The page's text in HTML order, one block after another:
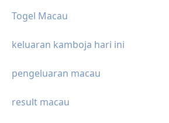
Togel Macau
keluaran kamboja hari ini
pengeluaran macau
result macau